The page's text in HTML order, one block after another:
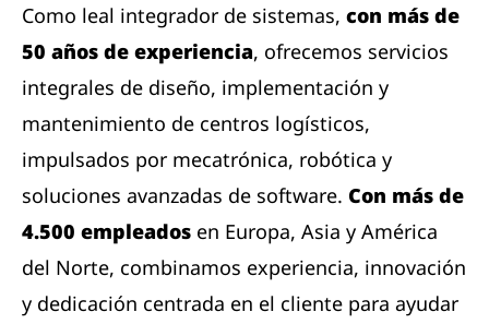
Como leal integrador de sistemas, con más de
50 años de experiencia, ofrecemos servicios
integrales de diseño, implementación y
mantenimiento de centros logísticos,
impulsados ​​por mecatrónica, robótica y
soluciones avanzadas de software. Con más de
4.500 empleados en Europa, Asia y América
del Norte, combinamos experiencia, innovación
y dedicación centrada en el cliente para ayudar